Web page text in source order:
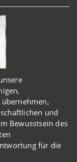
und
Bewusstsein des
für die